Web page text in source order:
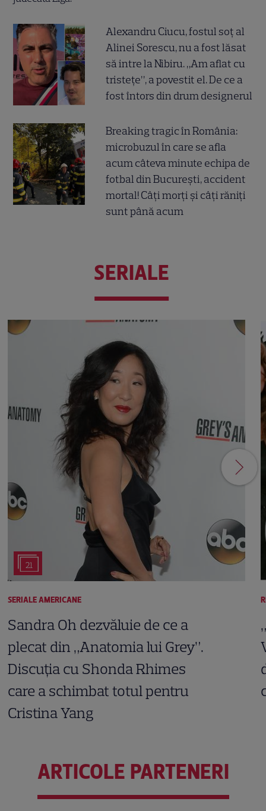
Alexandru Ciucu, fostul soț al
Alinei Sorescu, nu a fost lăsat
să intre la Nibiru. „Am aflat cu
tristețe”, a povestit el. De ce a
fost întors din drum designerul
Breaking tragic în România:
microbuzul în care se afla
acum câteva minute echipa de
fotbal din București, accident
mortal! Câți morți și câți răniți
sunt până acum
SERIALE
21
SERIALE AMERICANE
Sandra Oh dezvăluie de ce a
plecat din „Anatomia lui Grey”.
Discuția cu Shonda Rhimes
care a schimbat totul pentru
Cristina Yang
ARTICOLE PARTENERI